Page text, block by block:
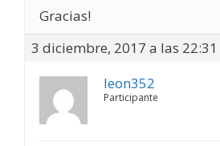
Gracias!
3 diciembre, 2017 a las 22:31
leon352
Participante